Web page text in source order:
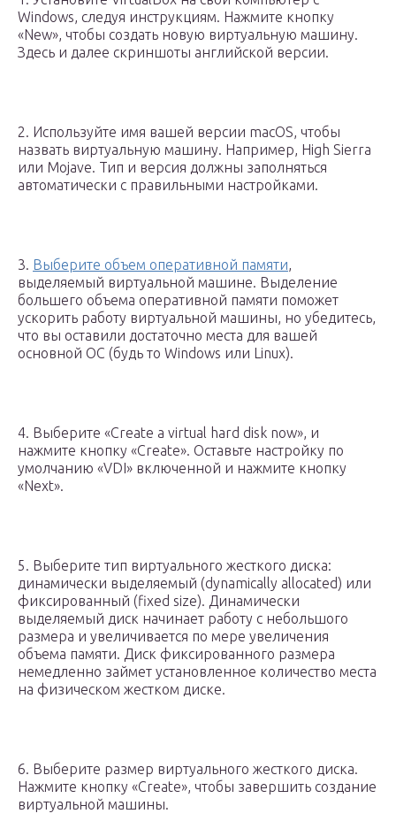
Windows, следуя инструкциям. Нажмите кнопку
«New», чтобы создать новую виртуальную машину.
Здесь и далее скриншоты английской версии.
2. Используйте имя вашей версии macOS, чтобы
назвать виртуальную машину. Например, High Sierra
или Mojave. Тип и версия должны заполняться
автоматически с правильными настройками.
3. Выберите объем оперативной памяти,
выделяемый виртуальной машине. Выделение
большего объема оперативной памяти поможет
ускорить работу виртуальной машины, но убедитесь,
что вы оставили достаточно места для вашей
основной ОС (будь то Windows или Linux).
4. Выберите «Create a virtual hard disk now», и
нажмите кнопку «Create». Оставьте настройку по
умолчанию «VDI» включенной и нажмите кнопку
«Next».
5. Выберите тип виртуального жесткого диска:
динамически выделяемый (dynamically allocated) или
фиксированный (fixed size). Динамически
выделяемый диск начинает работу с небольшого
размера и увеличивается по мере увеличения
объема памяти. Диск фиксированного размера
немедленно займет установленное количество места
на физическом жестком диске.
6. Выберите размер виртуального жесткого диска.
Нажмите кнопку «Create», чтобы завершить создание
виртуальной машины.